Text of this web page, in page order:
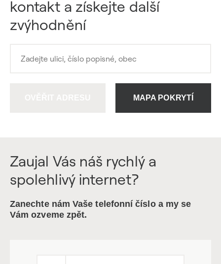
kontakt a získejte další
zvýhodnění
MAPA POKRYTÍ
Zaujal Vás náš rychlý a
spolehlivý internet?
Zanechte nám Vaše telefonní číslo a my se
Vám ozveme zpět.